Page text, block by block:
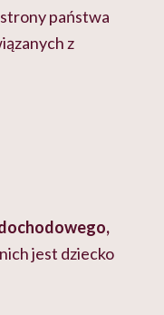
państwa
z
jest dziecko